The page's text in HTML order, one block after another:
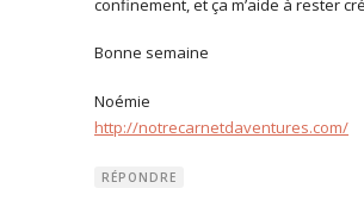
confinement, et ça m’aide à rester
Bonne semaine
Noémie
http://notrecarnetdaventures.com/
RÉPONDRE